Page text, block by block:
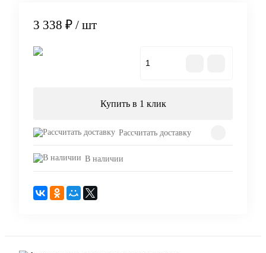
3 338 ₽ / шт
Купить в 1 клик
Рассчитать доставку
В наличии